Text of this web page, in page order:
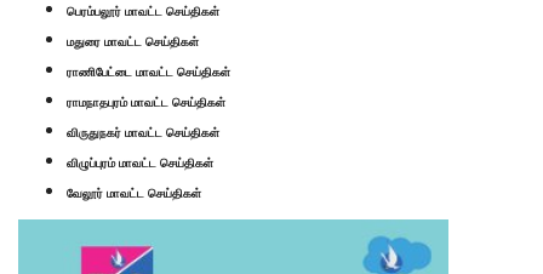
பெரம்பலூர் மாவட்ட செய்திகள்
மதுரை மாவட்ட செய்திகள்
ராணிபேட்டை மாவட்ட செய்திகள்
ராமநாதபுரம் மாவட்ட செய்திகள்
விருதுநகர் மாவட்ட செய்திகள்
விழுப்புரம் மாவட்ட செய்திகள்
வேலூர் மாவட்ட செய்திகள்